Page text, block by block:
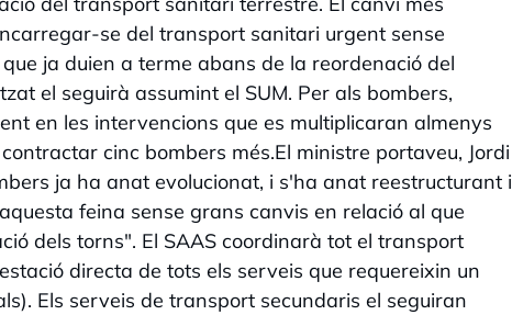
se del transport sanitari urgent sense
ja duien a terme abans de la reordenació del
el seguirà assumint el SUM. Per als bombers,
en les intervencions que es multiplicaran almenys
cinc bombers més.El ministre portaveu, Jordi
ja ha anat evolucionat, i s'ha anat reestructurant i
feina sense grans canvis en relació al que
dels torns". El SAAS coordinarà tot el transport
directa de tots els serveis que requereixin un
Els serveis de transport secundaris el seguiran